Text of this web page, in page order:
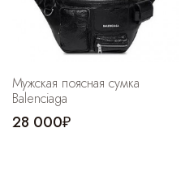
Мужская поясная сумка
Balenciaga
28 000₽
Cпортивные брюки
Комбинезоны